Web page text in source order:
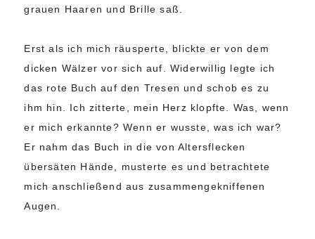
grauen Haaren und Brille saß.
Erst als ich mich räusperte, blickte er von dem
dicken Wälzer vor sich auf. Widerwillig legte ich
das rote Buch auf den Tresen und schob es zu
ihm hin. Ich zitterte, mein Herz klopfte. Was, wenn
er mich erkannte? Wenn er wusste, was ich war?
Er nahm das Buch in die von Altersflecken
übersäten Hände, musterte es und betrachtete
mich anschließend aus zusammengekniffenen
Augen.